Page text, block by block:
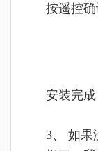
按遥控确
安装完成
3、 如果